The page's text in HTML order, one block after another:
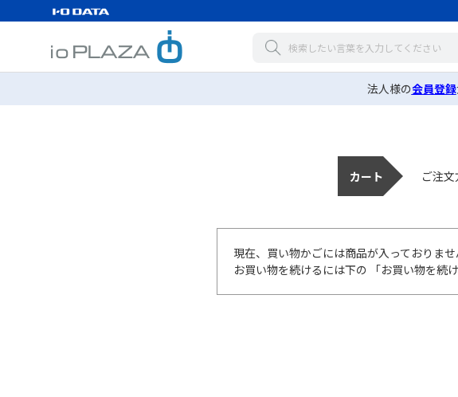
法人様の会員登録
カート ご注
現在、買い物かごには商品が入っておりませ
お買い物を続けるには下の 「お買い物を続